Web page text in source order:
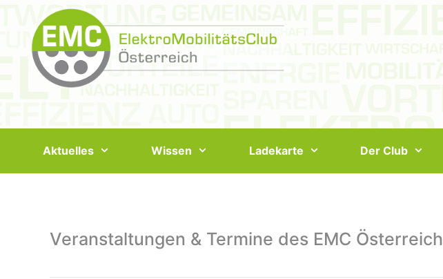
Aktuelles Wissen Ladekarte Der Club
Veranstaltungen & Termine des EMC Österreich